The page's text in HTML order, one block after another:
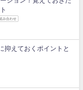
み合わせ
抑えておくポイントと